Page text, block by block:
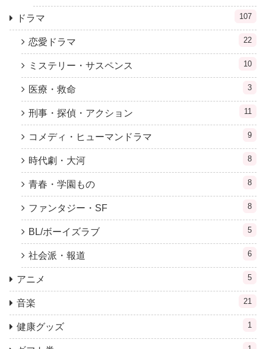
ドラマ 107
恋愛ドラマ 22
ミステリー・サスペンス 10
医療・救命 3
刑事・探偵・アクション 11
コメディ・ヒューマンドラマ 9
時代劇・大河 8
青春・学園もの 8
ファンタジー・SF 8
BL/ボーイズラブ 5
社会派・報道 6
アニメ 5
音楽 21
健康グッズ 1